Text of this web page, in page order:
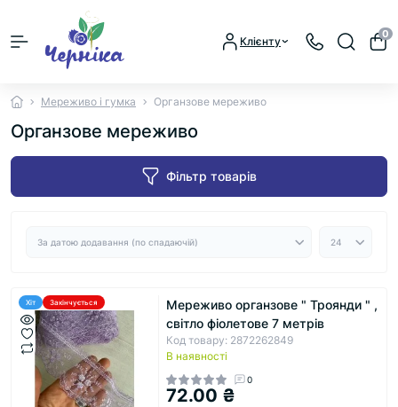
Клієнту
0
Мереживо і гумка Органзове мереживо
Органзове мереживо
Фільтр товарів
Хіт Закінчується
Мереживо органзове " Троянди " ,
світло фіолетове 7 метрів
Код товару: 2872262849
В наявності
0
72.00 ₴